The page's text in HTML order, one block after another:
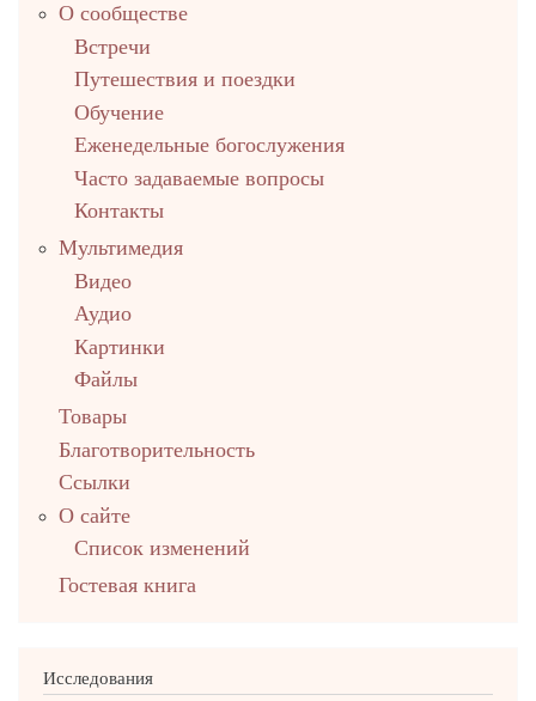
О сообществе
Встречи
Путешествия и поездки
Обучение
Еженедельные богослужения
Часто задаваемые вопросы
Контакты
Мультимедия
Видео
Аудио
Картинки
Файлы
Товары
Благотворительность
Ссылки
О сайте
Список изменений
Гостевая книга
Исследования